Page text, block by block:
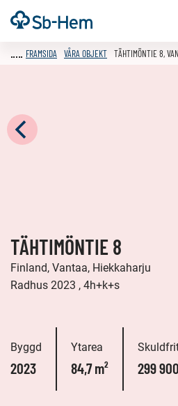
Till
innehållet
Framsida
FRAMSIDA VÅRA OBJEKT TÄHTIMÖNTIE 8,
TÄHTIMÖNTIE 8
Finland, Vantaa, Hiekkaharju
Radhus 2023 , 4h+k+s
Byggd
2023
Ytarea
84,7 m² 299